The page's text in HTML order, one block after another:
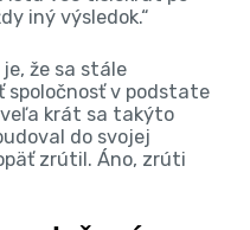
iný výsledok.“
že sa stále
spoločnosť v podstate
krát sa takýto
do svojej
zrútil. Áno, zrúti